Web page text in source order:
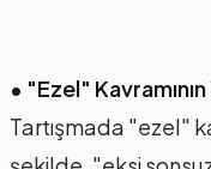
• "Ezel"
Tartışmada "ezel"